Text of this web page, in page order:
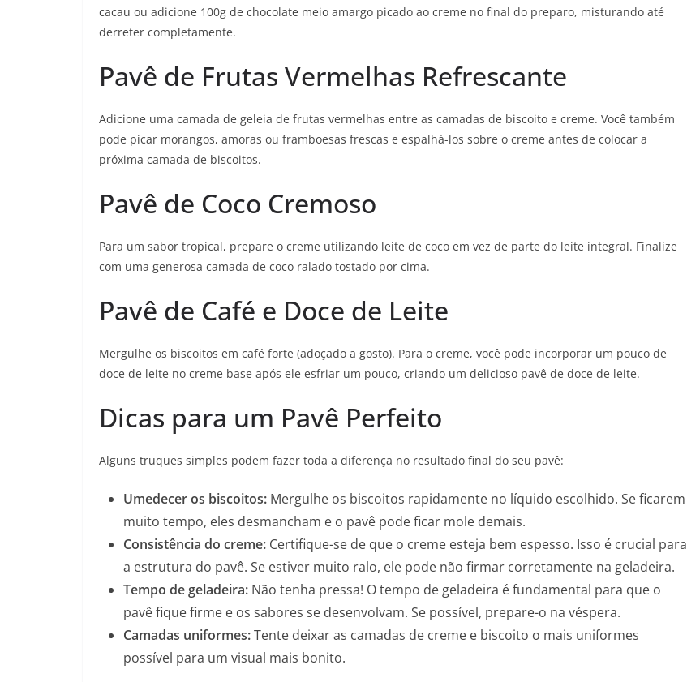
cacau ou adicione 100g de chocolate meio amargo picado ao creme no final do preparo, misturando até
derreter completamente.
Pavê de Frutas Vermelhas Refrescante
Adicione uma camada de geleia de frutas vermelhas entre as camadas de biscoito e creme. Você também
pode picar morangos, amoras ou framboesas frescas e espalhá-los sobre o creme antes de colocar a
próxima camada de biscoitos.
Pavê de Coco Cremoso
Para um sabor tropical, prepare o creme utilizando leite de coco em vez de parte do leite integral. Finalize
com uma generosa camada de coco ralado tostado por cima.
Pavê de Café e Doce de Leite
Mergulhe os biscoitos em café forte (adoçado a gosto). Para o creme, você pode incorporar um pouco de
doce de leite no creme base após ele esfriar um pouco, criando um delicioso pavê de doce de leite.
Dicas para um Pavê Perfeito
Alguns truques simples podem fazer toda a diferença no resultado final do seu pavê:
Umedecer os biscoitos: Mergulhe os biscoitos rapidamente no líquido escolhido. Se ficarem
muito tempo, eles desmancham e o pavê pode ficar mole demais.
Consistência do creme: Certifique-se de que o creme esteja bem espesso. Isso é crucial para
a estrutura do pavê. Se estiver muito ralo, ele pode não firmar corretamente na geladeira.
Tempo de geladeira: Não tenha pressa! O tempo de geladeira é fundamental para que o
pavê fique firme e os sabores se desenvolvam. Se possível, prepare-o na véspera.
Camadas uniformes:Tente deixar as camadas de creme e biscoito o mais uniformes
possível para um visual mais bonito.